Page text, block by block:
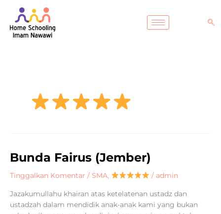
konten
Bunda Fairus (Jember)
Tinggalkan Komentar / SMA, / admin
Jazakumullahu khairan atas ketelatenan ustadz dan
ustadzah dalam mendidik anak-anak kami yang bukan
Bunda
(Jember)